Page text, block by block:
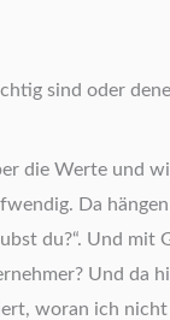
sind oder
die Werte und
Da
du?“. Und
Und da
woran ich